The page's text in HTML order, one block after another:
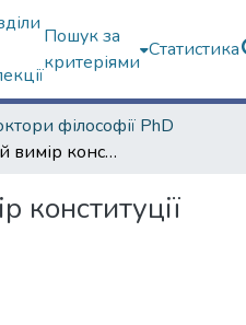
Пошук за
критеріями
Статистика
філософії PhD
Економічний вимір конституції
конституції